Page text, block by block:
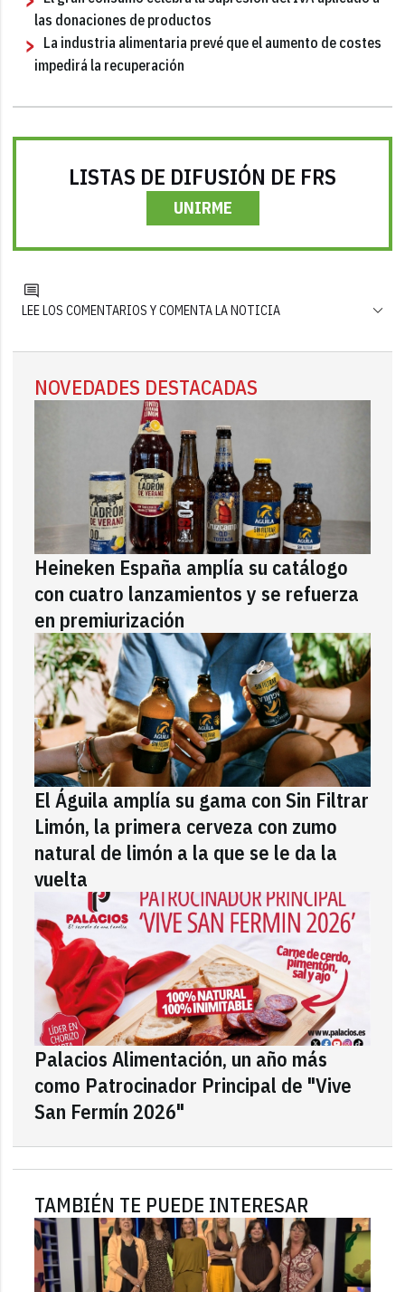
las donaciones de productos
La industria alimentaria prevé que el aumento de costes
impedirá la recuperación
LISTAS DE DIFUSIÓN DE FRS
UNIRME
LEE LOS COMENTARIOS Y COMENTA LA NOTICIA
NOVEDADES DESTACADAS
Heineken España amplía su catálogo
con cuatro lanzamientos y se refuerza
en premiurización
El Águila amplía su gama con Sin Filtrar
Limón, la primera cerveza con zumo
natural de limón a la que se le da la
vuelta
Palacios Alimentación, un año más
como Patrocinador Principal de "Vive
San Fermín 2026"
TAMBIÉN TE PUEDE INTERESAR